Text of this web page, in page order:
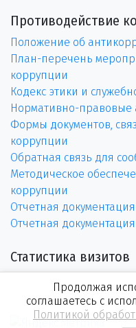
Противодействие
Положение об
План-перечень
коррупции
Кодекс этики и
Нормативно-правовые
Формы документов,
коррупции
Обратная связь для
Методическое
коррупции
Отчетная
Отчетная
Статистика визитов
Продолжая
соглашаетесь с
Политикой